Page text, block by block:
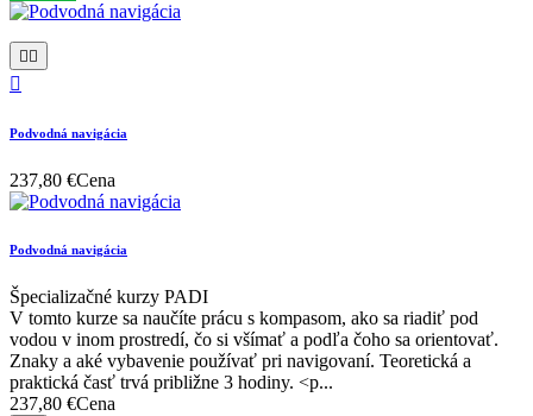
 

Podvodná navigácia
237,80 €Cena
Podvodná navigácia
Špecializačné kurzy PADI
V tomto kurze sa naučíte prácu s kompasom, ako sa riadiť pod
vodou v inom prostredí, čo si všímať a podľa čoho sa orientovať.
Znaky a aké vybavenie používať pri navigovaní. Teoretická a
praktická časť trvá približne 3 hodiny. <p...
237,80 €Cena